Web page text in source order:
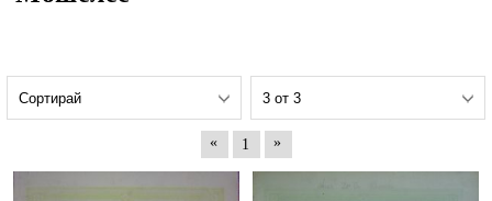
« 1 »